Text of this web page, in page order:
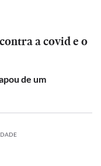
a covid e o
de um